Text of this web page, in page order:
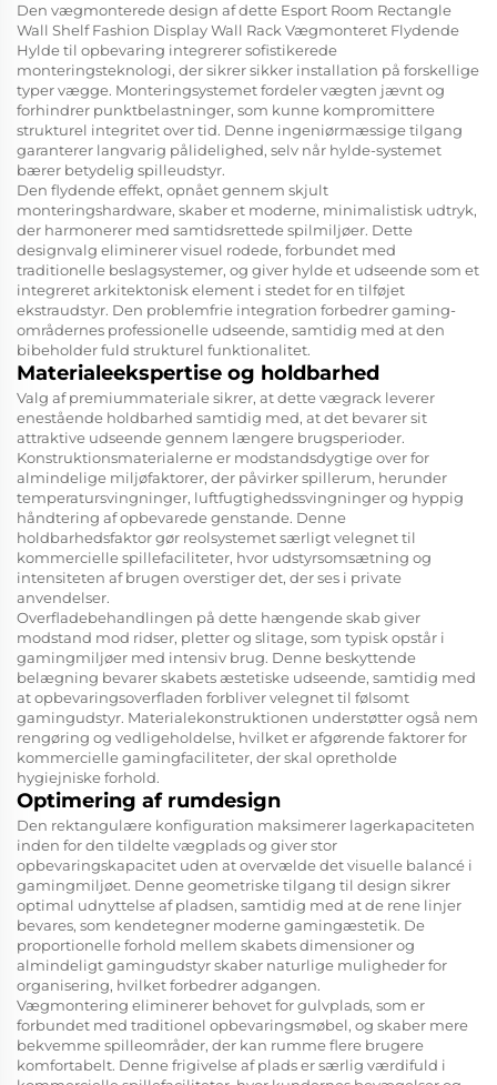
Den vægmonterede design af dette Esport Room Rectangle
Wall Shelf Fashion Display Wall Rack Vægmonteret Flydende
Hylde til opbevaring integrerer sofistikerede
monteringsteknologi, der sikrer sikker installation på forskellige
typer vægge. Monteringsystemet fordeler vægten jævnt og
forhindrer punktbelastninger, som kunne kompromittere
strukturel integritet over tid. Denne ingeniørmæssige tilgang
garanterer langvarig pålidelighed, selv når hylde-systemet
bærer betydelig spilleudstyr.
Den flydende effekt, opnået gennem skjult
monteringshardware, skaber et moderne, minimalistisk udtryk,
der harmonerer med samtidsrettede spilmiljøer. Dette
designvalg eliminerer visuel rodede, forbundet med
traditionelle beslagsystemer, og giver hylde et udseende som et
integreret arkitektonisk element i stedet for en tilføjet
ekstraudstyr. Den problemfrie integration forbedrer gaming-
områdernes professionelle udseende, samtidig med at den
bibeholder fuld strukturel funktionalitet.
Materialeekspertise og holdbarhed
Valg af premiummateriale sikrer, at dette vægrack leverer
enestående holdbarhed samtidig med, at det bevarer sit
attraktive udseende gennem længere brugsperioder.
Konstruktionsmaterialerne er modstandsdygtige over for
almindelige miljøfaktorer, der påvirker spillerum, herunder
temperatursvingninger, luftfugtighedssvingninger og hyppig
håndtering af opbevarede genstande. Denne
holdbarhedsfaktor gør reolsystemet særligt velegnet til
kommercielle spillefaciliteter, hvor udstyrsomsætning og
intensiteten af brugen overstiger det, der ses i private
anvendelser.
Overfladebehandlingen på dette hængende skab giver
modstand mod ridser, pletter og slitage, som typisk opstår i
gamingmiljøer med intensiv brug. Denne beskyttende
belægning bevarer skabets æstetiske udseende, samtidig med
at opbevaringsoverfladen forbliver velegnet til følsomt
gamingudstyr. Materialekonstruktionen understøtter også nem
rengøring og vedligeholdelse, hvilket er afgørende faktorer for
kommercielle gamingfaciliteter, der skal opretholde
hygiejniske forhold.
Optimering af rumdesign
Den rektangulære konfiguration maksimerer lagerkapaciteten
inden for den tildelte vægplads og giver stor
opbevaringskapacitet uden at overvælde det visuelle balancé i
gamingmiljøet. Denne geometriske tilgang til design sikrer
optimal udnyttelse af pladsen, samtidig med at de rene linjer
bevares, som kendetegner moderne gamingæstetik. De
proportionelle forhold mellem skabets dimensioner og
almindeligt gamingudstyr skaber naturlige muligheder for
organisering, hvilket forbedrer adgangen.
Vægmontering eliminerer behovet for gulvplads, som er
forbundet med traditionel opbevaringsmøbel, og skaber mere
bekvemme spilleområder, der kan rumme flere brugere
komfortabelt. Denne frigivelse af plads er særlig værdifuld i